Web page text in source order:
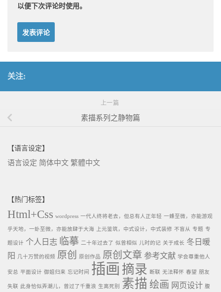
以便下次评论时使用。
关注:
上一篇
素描系列之静物篇
【语言设定】
语言设定 简体中文 繁體中文
【热门标签】
Html+Css wordpress 一代人终将老去，但总有人正年轻 一蜂至微，亦能游观
乎天地，一虲至微，亦能放肆于大海 上元鉴筑，中式设计，中式装修 不盲从 专题 专
题设计 个人日志 临摹 二十年过去了 似曾相似 儿时的记 关于成长 冬日暖
阳
几十万赞的视频 原创 原创作品 原创文章 参考文献 学会尊重他人
安总 平面设计 御姐归来 忘记时间 插画 摘录 断联 无法释怀 春望 朋友
失联 此身恰似弄潮儿，曾过了千重浪 生离死别 素描 绘画 网页设计 腹